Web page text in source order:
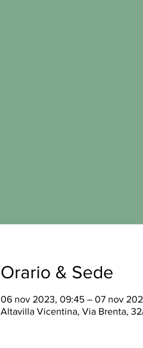
Orario & Sede
06 nov 2023, 09:45 – 07 nov
Altavilla Vicentina, Via Brenta,